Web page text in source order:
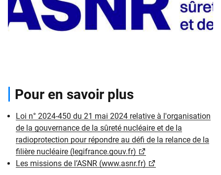
Pour en savoir plus
Loi n° 2024-450 du 21 mai 2024 relative à l'organisation
de la gouvernance de la sûreté nucléaire et de la
radioprotection pour répondre au défi de la relance de la
filière nucléaire (legifrance.gouv.fr)
Les missions de l’ASNR (www.asnr.fr)